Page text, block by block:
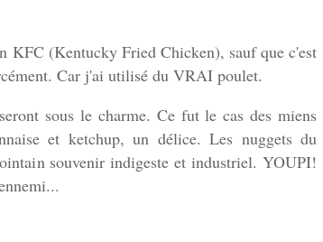
KFC (Kentucky Fried Chicken), sauf que c'est
Car j'ai utilisé du VRAI poulet.
sous le charme. Ce fut le cas des miens
et ketchup, un délice. Les nuggets du
souvenir indigeste et industriel. YOUPI!